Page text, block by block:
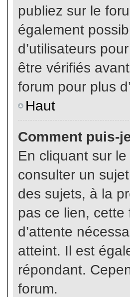
publiez sur le
également
d’utilisateurs
être vérifiés
forum pour plus
Haut
Comment puis-
En cliquant sur
consulter un
des sujets, à la
pas ce lien,
d’attente
atteint. Il est
répondant.
forum.